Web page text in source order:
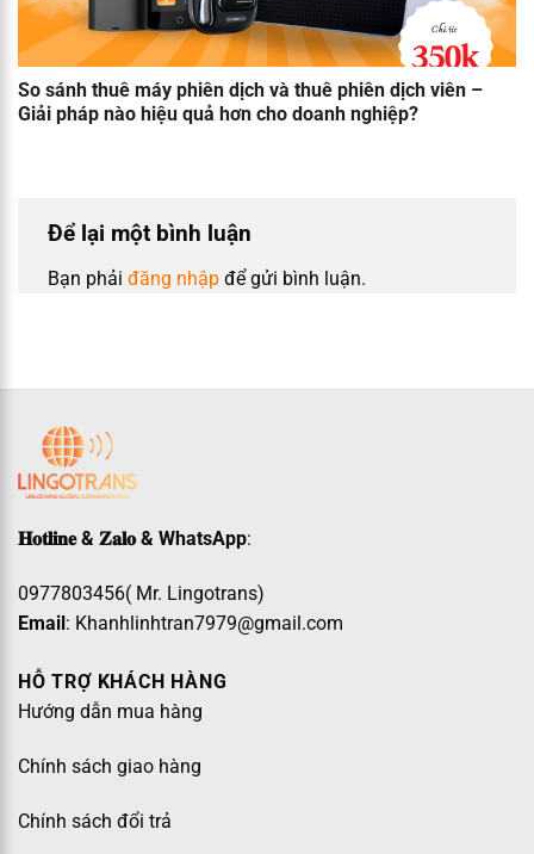
So sánh thuê máy phiên dịch và thuê phiên dịch viên –
Giải pháp nào hiệu quả hơn cho doanh nghiệp?
Để lại một bình luận
Bạn phải đăng nhập để gửi bình luận.
𝐇𝐨𝐭𝐥𝐢𝐧𝐞 & 𝐙𝐚𝐥𝐨 & WhatsApp:
0977803456( Mr. Lingotrans)
Email: Khanhlinhtran7979@gmail.com
HỖ TRỢ KHÁCH HÀNG
Hướng dẫn mua hàng
Chính sách giao hàng
Chính sách đổi trả